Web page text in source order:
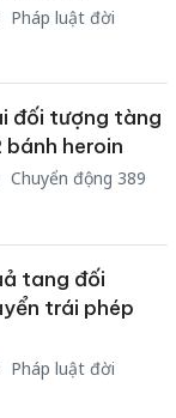
Pháp luật đời
đối tượng tàng
heroin
Chuyển động 389
tang đối
trái phép
Pháp luật đời